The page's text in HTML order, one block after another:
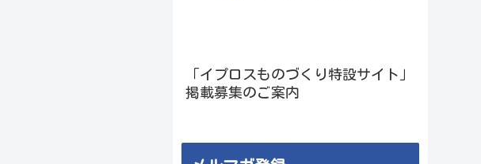
「イプロスものづくり特設サイト」
掲載募集のご案内